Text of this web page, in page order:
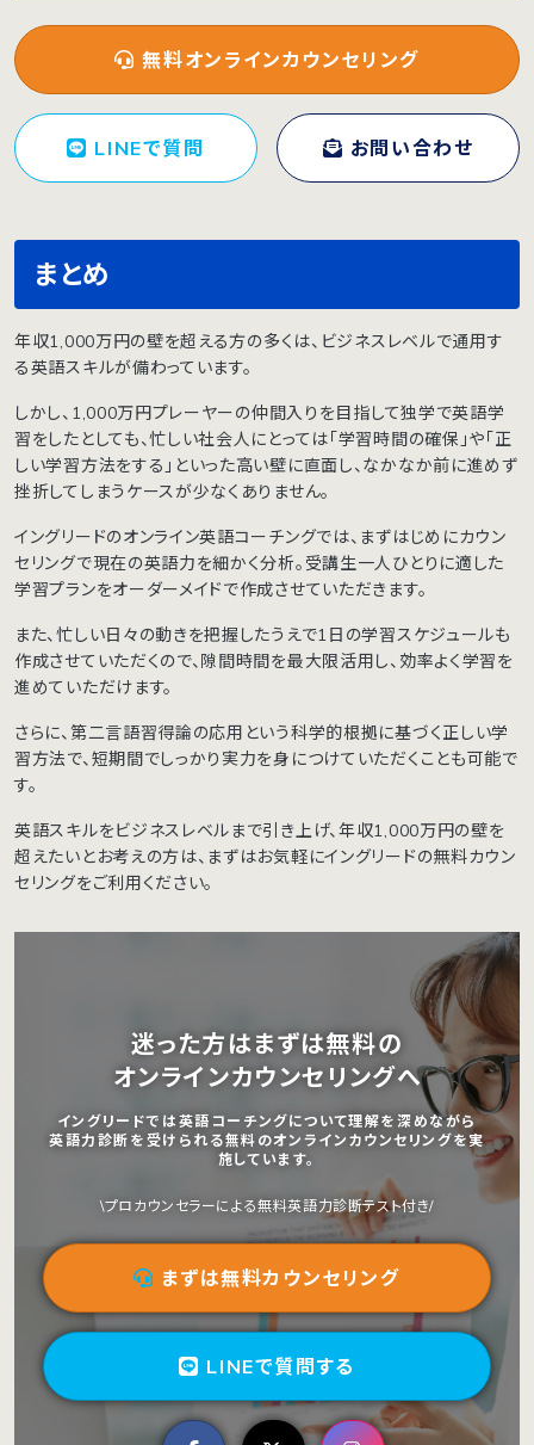
無料オンラインカウンセリング
LINEで質問 お問い合わせ
まとめ
年収1,000万円の壁を超える方の多くは、ビジネスレベルで通用す
る英語スキルが備わっています。
しかし、1,000万円プレーヤーの仲間入りを目指して独学で英語学
習をしたとしても、忙しい社会人にとっては「学習時間の確保」や「正
しい学習方法をする」といった高い壁に直面し、なかなか前に進めず
挫折してしまうケースが少なくありません。
イングリードのオンライン英語コーチングでは、まずはじめにカウン
セリングで現在の英語力を細かく分析。受講生一人ひとりに適した
学習プランをオーダーメイドで作成させていただきます。
また、忙しい日々の動きを把握したうえで1日の学習スケジュールも
作成させていただくので、隙間時間を最大限活用し、効率よく学習を
進めていただけます。
さらに、第二言語習得論の応用という科学的根拠に基づく正しい学
習方法で、短期間でしっかり実力を身につけていただくことも可能で
す。
英語スキルをビジネスレベルまで引き上げ、年収1,000万円の壁を
超えたいとお考えの方は、まずはお気軽にイングリードの無料カウン
セリングをご利用ください。
迷った方はまずは無料の
オンラインカウンセリングへ
イングリードでは英語コーチングについて理解を深めながら
英語力診断を受けられる無料のオンラインカウンセリングを実
施しています。
\プロカウンセラーによる無料英語力診断テスト付き/
まずは無料カウンセリング
LINEで質問する